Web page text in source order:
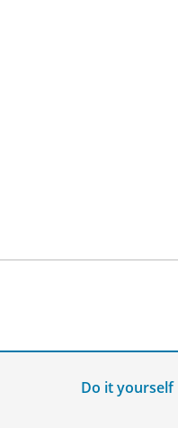
Do it yourself